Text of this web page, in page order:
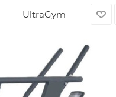
UltraGym